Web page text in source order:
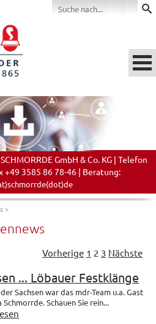
GmbH & Co. KG | Telefon
+49 3585 86 78-46 | Beratung:
>
Vorherige 1 2 3 Nächste
... Löbauer Festklänge
Sachsen war das mdr-Team u.a. Gast
Schmorrde. Schauen Sie rein...